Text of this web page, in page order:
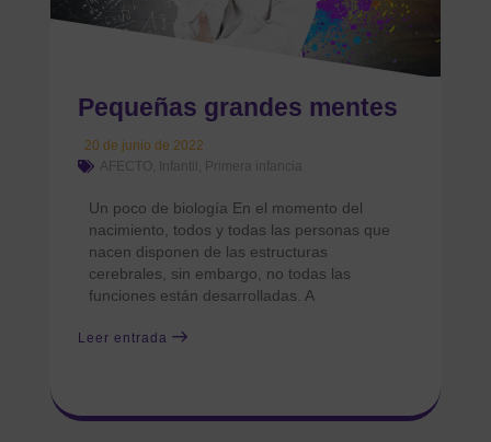
Pequeñas grandes mentes
20 de junio de 2022
AFECTO
Infantil Primera infancia
Un poco de biología En el momento del
nacimiento, todos y todas las personas que
nacen disponen de las estructuras
cerebrales, sin embargo, no todas las
funciones están desarrolladas. A
Leer entrada